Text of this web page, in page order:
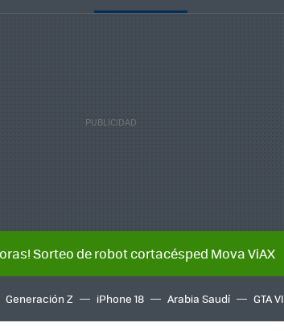
Sorteo de robot cortacésped Mova ViAX
Generación Z iPhone 18 Arabia Saudí GTA VI